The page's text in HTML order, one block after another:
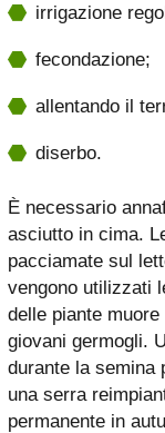
irrigazione
fecondazione;
allentando il
diserbo.
È necessario
asciutto in cima.
pacciamate sul
vengono utilizzati
delle piante
giovani germogli.
durante la semina
una serra
permanente in